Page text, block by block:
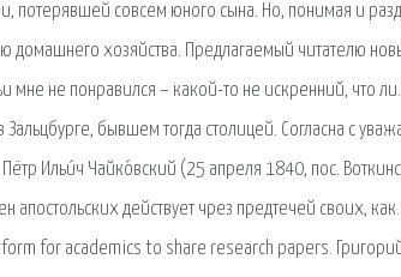
потерявшей совсем юного сына. Но, понимая и
домашнего хозяйства. Предлагаемый читателю
мне не понравился – какой-то не искренний, что
бывшем тогда столицей. Согласна с
Ильи́ч Чайко́вский (25 апреля 1840, пос.
действует чрез предтечей своих,
for academics to share research papers.